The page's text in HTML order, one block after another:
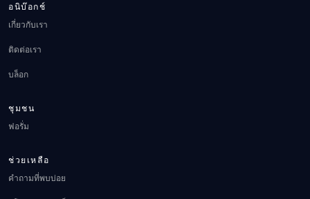
อนิบ๊อกช์
เกี่ยวกับเรา
ติดต่อเรา
บล็อก
ชุมชน
ฟอรั่ม
ช่วยเหลือ
คำถามที่พบบ่อย